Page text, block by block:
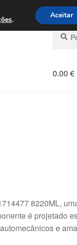
das 9h às 16h
por:
0.00 €
8220ML,
é projetado
e
. Aceitar